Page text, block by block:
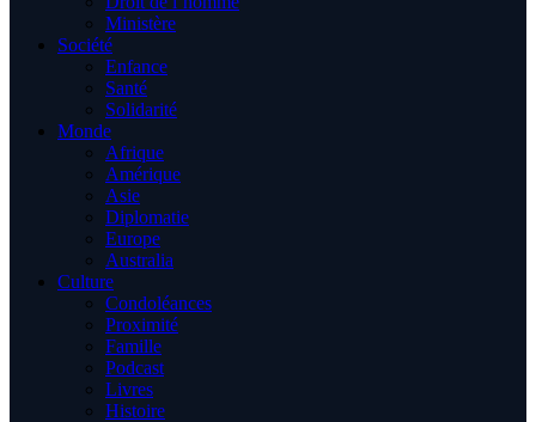
Ministère
Société
Enfance
Santé
Solidarité
Monde
Afrique
Amérique
Asie
Diplomatie
Europe
Australia
Culture
Condoléances
Proximité
Famille
Podcast
Livres
Histoire